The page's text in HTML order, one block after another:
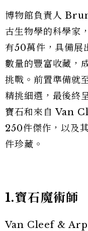
博物館負責人
古生物學的科學家
有50萬件，具備展
數量的豐富收藏，
挑戰。前置準備就
精挑細選，最後終
寶石和來自 Van
250件傑作，以及
件珍藏。
1.寶石魔術師
Van Cleef &